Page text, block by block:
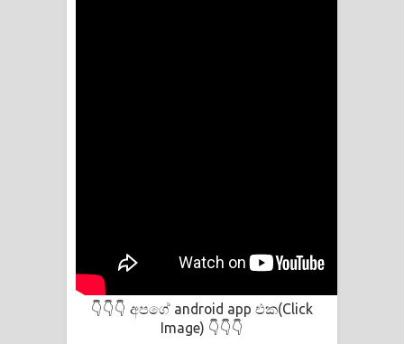
👇👇👇 අපගේ android app එක(Click
Image) 👇👇👇